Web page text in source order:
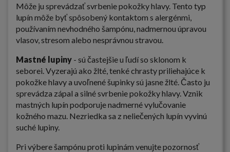
Môže ju sprevádzať svrbenie pokožky hlavy. Tento typ
lupín môže byť spôsobený kontaktom s alergénmi,
používaním nevhodného šampónu, nadmernou úpravou
vlasov, stresom alebo nesprávnou stravou.
Mastné lupiny - sú častejšie u ľudí so sklonom k
seborei. Vyzerajú ako žlté, tenké chrasty priliehajúce k
pokožke hlavy a uvoľnené šupinky sú jasne žlté. Často ju
sprevádza zápal a silné svrbenie pokožky hlavy. Vznik
mastných lupín podporuje nadmerné vylučovanie
kožného mazu. Nezriedka sa z neliečených lupín vyvinú
suché lupiny.
Pri výbere šampónu proti lupinám venujte pozornosť